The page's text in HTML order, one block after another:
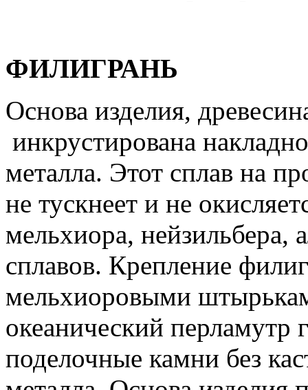
ФИЛИГРАНЬ
Основа изделия,
инкрустирована
металла. Этот сплав на
не тускнеет и не
мельхиора,
сплавов. Крепление
мельхиоровыми
океанический перламутр
поделочные камни без